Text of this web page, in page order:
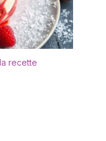
recette